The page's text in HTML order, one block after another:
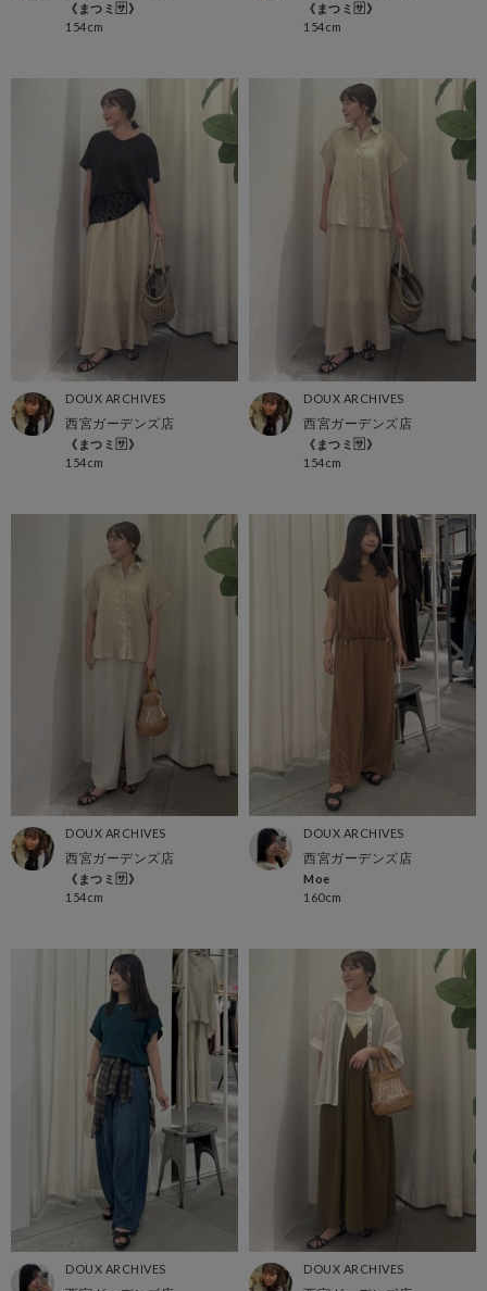
《まつミ🈂️》
154cm
《まつミ🈂️》
154cm
DOUX ARCHIVES
西宮ガーデンズ店
《まつミ🈂️》
154cm
DOUX ARCHIVES
西宮ガーデンズ店
《まつミ🈂️》
154cm
DOUX ARCHIVES
西宮ガーデンズ店
《まつミ🈂️》
154cm
DOUX ARCHIVES
西宮ガーデンズ店
Moe
160cm
DOUX ARCHIVES DOUX ARCHIVES